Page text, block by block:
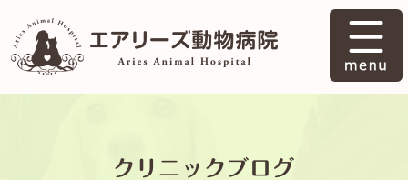
クリニックブログ